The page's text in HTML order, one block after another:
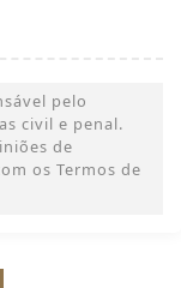
pelo
civil e penal.
de
os Termos de